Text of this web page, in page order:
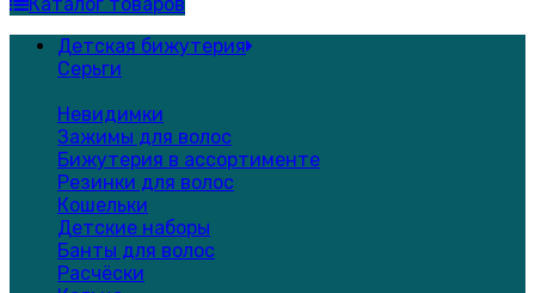
Детская бижутерия
Серьги
Невидимки
Зажимы для волос
Бижутерия в ассортименте
Резинки для волос
Кошельки
Детские наборы
Банты для волос
Расчёски